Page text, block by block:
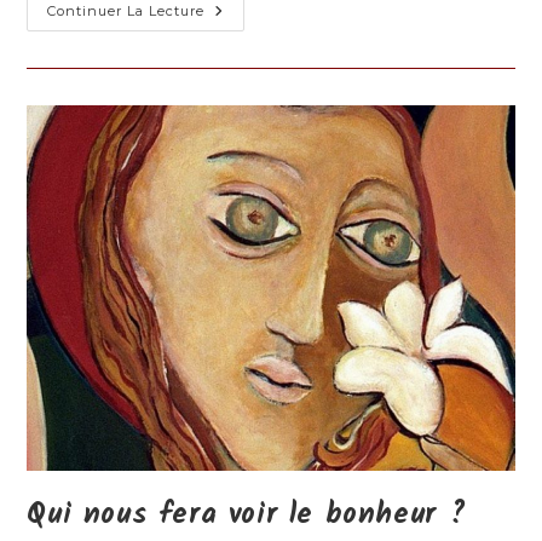
Continuer La Lecture Une
Joie
Quand
Perdu
?
Qui nous fera voir le bonheur ?